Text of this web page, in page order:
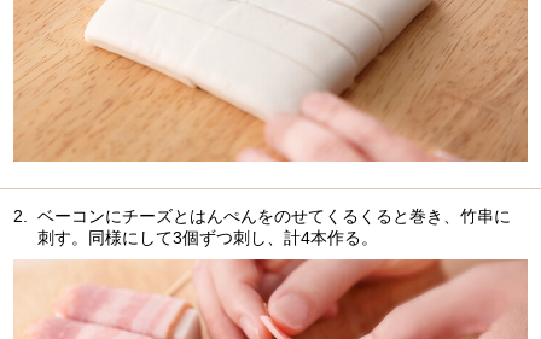
2. ベーコンにチーズとはんぺんをのせてくるくると巻き、竹串に
刺す。同様にして3個ずつ刺し、計4本作る。